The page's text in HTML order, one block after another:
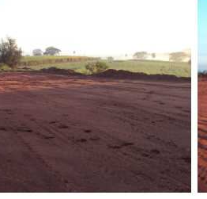
Sem legenda